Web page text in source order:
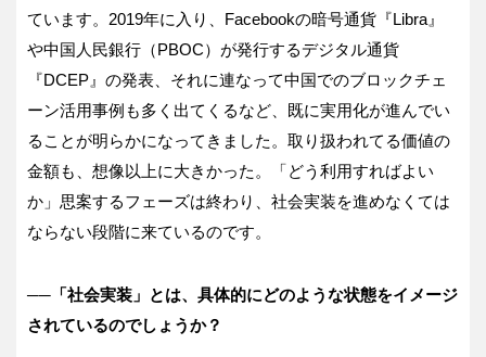
ています。2019年に入り、Facebookの暗号通貨『Libra』
や中国人民銀行（PBOC）が発行するデジタル通貨
『DCEP』の発表、それに連なって中国でのブロックチェ
ーン活用事例も多く出てくるなど、既に実用化が進んでい
ることが明らかになってきました。取り扱われてる価値の
金額も、想像以上に大きかった。「どう利用すればよい
か」思案するフェーズは終わり、社会実装を進めなくては
ならない段階に来ているのです。
──「社会実装」とは、具体的にどのような状態をイメージ
されているのでしょうか？